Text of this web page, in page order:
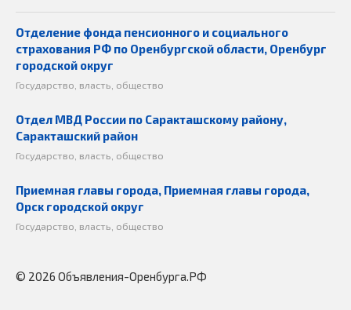
Отделение фонда пенсионного и социального
страхования РФ по Оренбургской области, Оренбург
городской округ
Государство, власть, общество
Отдел МВД России по Саракташскому району,
Саракташский район
Государство, власть, общество
Приемная главы города, Приемная главы города,
Орск городской округ
Государство, власть, общество
© 2026 Объявления-Оренбурга.РФ